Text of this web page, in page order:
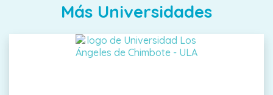
Más Universidades